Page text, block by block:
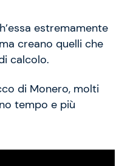
estremamente
creano quelli che
calcolo.
di Monero, molti
tempo e più